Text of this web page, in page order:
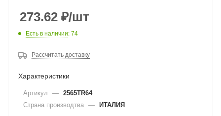
273.62 ₽/шт
Есть в наличии: 74
Рассчитать доставку
Характеристики
Артикул — 2565TR64
Страна производтва — ИТАЛИЯ